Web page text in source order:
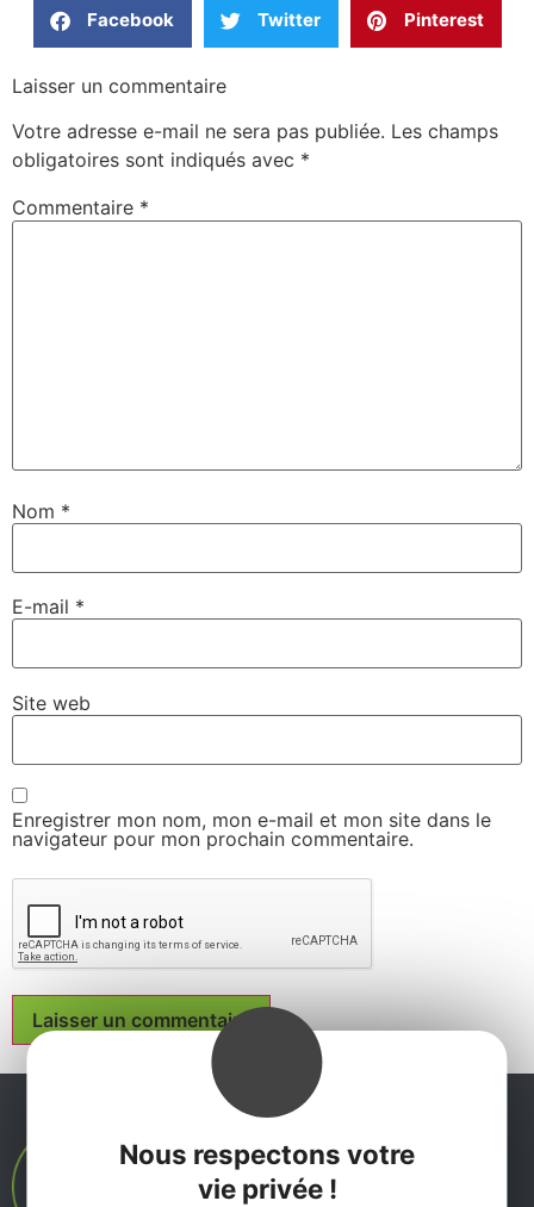
Nous respectons votre
vie privée !
Facebook Twitter Pinterest
Laisser un commentaire
Votre adresse e-mail ne sera pas publiée. Les champs
obligatoires sont indiqués avec *
Commentaire *
Nom *
E-mail *
Site web
Enregistrer mon nom, mon e-mail et mon site dans le
navigateur pour mon prochain commentaire.